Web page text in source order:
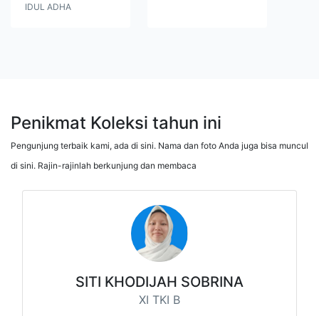
IDUL ADHA
Penikmat Koleksi tahun ini
Pengunjung terbaik kami, ada di sini. Nama dan foto Anda juga bisa muncul
di sini. Rajin-rajinlah berkunjung dan membaca
SITI KHODIJAH SOBRINA
XI TKI B